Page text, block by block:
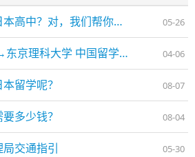
没学过日语，照样考日本高中？对，我们帮你搞定一切！ 05-26
工学院大学附属高中 →东京理科大学 中国留学生的升学经验 04-06
留学呢？ 08-07
多少钱？ 08-04
交通指引 05-30